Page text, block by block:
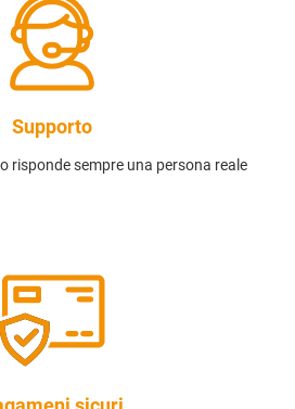
Supporto
risponde sempre una persona reale